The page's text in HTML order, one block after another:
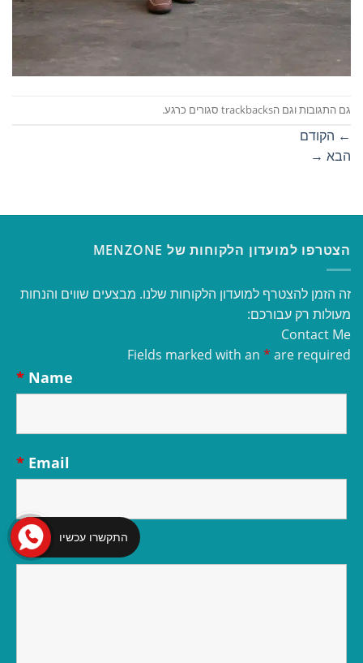
גם התגובות וגם הtrackbacks סגורים כרגע.
← הקודם
הבא →
הצטרפו למועדון הלקוחות של MENZONE
זה הזמן להצטרף למועדון הלקוחות שלנו. מבצעים שווים והנחות
מעולות רק עבורכם:
Contact Me
Fields marked with an * are required
Name
*
Email
*
Message
*
התקשרו עכשיו